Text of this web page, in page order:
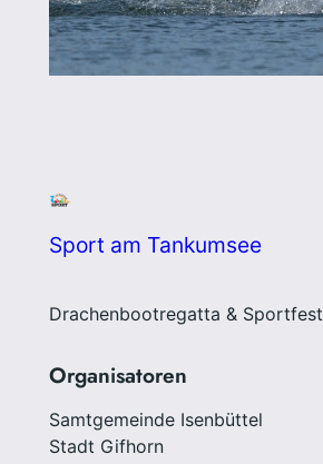
Sport am Tankumsee
Drachenbootregatta & Sportfest
Organisatoren
Samtgemeinde Isenbüttel
Stadt Gifhorn